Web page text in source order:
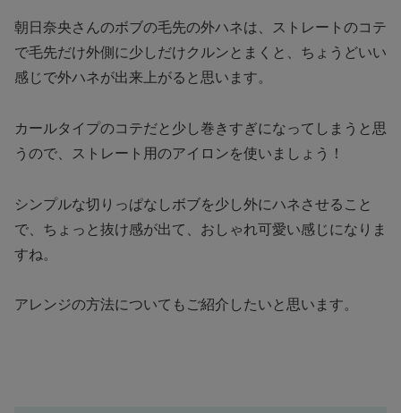
朝日奈央さんのボブの毛先の外ハネは、ストレートのコテ
で毛先だけ外側に少しだけクルンとまくと、ちょうどいい
感じで外ハネが出来上がると思います。
カールタイプのコテだと少し巻きすぎになってしまうと思
うので、ストレート用のアイロンを使いましょう！
シンプルな切りっぱなしボブを少し外にハネさせること
で、ちょっと抜け感が出て、おしゃれ可愛い感じになりま
すね。
アレンジの方法についてもご紹介したいと思います。